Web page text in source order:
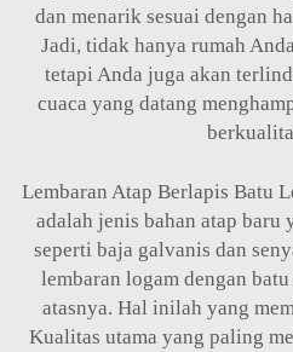
dan menarik sesuai dengan
Jadi, tidak hanya rumah
tetapi Anda juga akan
cuaca yang datang
Lembaran Atap Berlapis Batu
adalah jenis bahan atap baru
seperti baja galvanis dan
lembaran logam dengan
atasnya. Hal inilah yang
Kualitas utama yang paling